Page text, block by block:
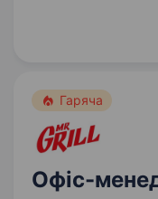
Умови роботи: з
Гаряча
Офіс-